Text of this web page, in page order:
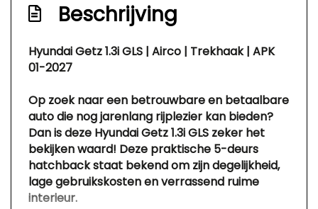
Bestuurdersairbag
Beschrijving
Hyundai Getz 1.3i GLS | Airco | Trekhaak | APK
01-2027
Op zoek naar een betrouwbare en betaalbare
auto die nog jarenlang rijplezier kan bieden?
Dan is deze Hyundai Getz 1.3i GLS zeker het
bekijken waard! Deze praktische 5-deurs
hatchback staat bekend om zijn degelijkheid,
lage gebruikskosten en verrassend ruime
interieur.